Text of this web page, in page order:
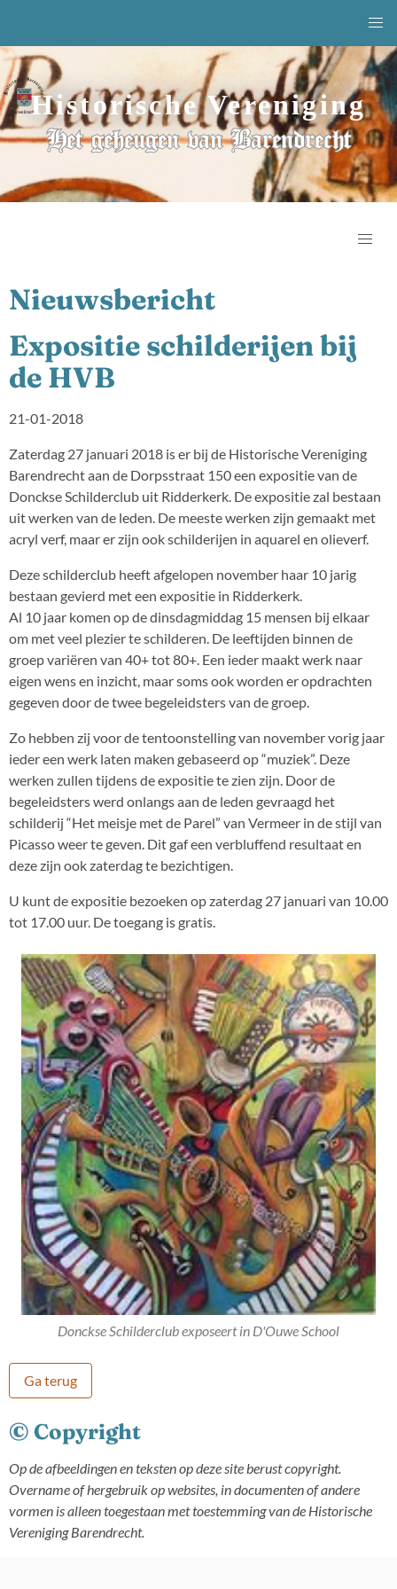
Historische Vereniging
Het geheugen van Barendrecht
Nieuwsbericht
Expositie schilderijen bij
de HVB
21-01-2018
Zaterdag 27 januari 2018 is er bij de Historische Vereniging
Barendrecht aan de Dorpsstraat 150 een expositie van de
Donckse Schilderclub uit Ridderkerk. De expositie zal bestaan
uit werken van de leden. De meeste werken zijn gemaakt met
acryl verf, maar er zijn ook schilderijen in aquarel en olieverf.
Deze schilderclub heeft afgelopen november haar 10 jarig
bestaan gevierd met een expositie in Ridderkerk.
Al 10 jaar komen op de dinsdagmiddag 15 mensen bij elkaar
om met veel plezier te schilderen. De leeftijden binnen de
groep variëren van 40+ tot 80+. Een ieder maakt werk naar
eigen wens en inzicht, maar soms ook worden er opdrachten
gegeven door de twee begeleidsters van de groep.
Zo hebben zij voor de tentoonstelling van november vorig jaar
ieder een werk laten maken gebaseerd op “muziek”. Deze
werken zullen tijdens de expositie te zien zijn. Door de
begeleidsters werd onlangs aan de leden gevraagd het
schilderij “Het meisje met de Parel” van Vermeer in de stijl van
Picasso weer te geven. Dit gaf een verbluffend resultaat en
deze zijn ook zaterdag te bezichtigen.
U kunt de expositie bezoeken op zaterdag 27 januari van 10.00
tot 17.00 uur. De toegang is gratis.
Donckse Schilderclub exposeert in D'Ouwe School
Ga terug
© Copyright
Op de afbeeldingen en teksten op deze site berust copyright.
Overname of hergebruik op websites, in documenten of andere
vormen is alleen toegestaan met toestemming van de Historische
Vereniging Barendrecht.